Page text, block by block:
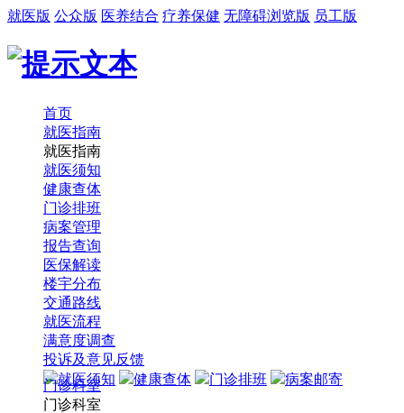
就医版 公众版 医养结合 疗养保健 无障碍浏览版 员工版
首页
就医指南
就医指南
就医须知
健康查体
门诊排班
病案管理
报告查询
医保解读
楼宇分布
交通路线
就医流程
满意度调查
投诉及意见反馈
就医须知
健康查体 门诊排班 病案邮寄
门诊科室
门诊科室